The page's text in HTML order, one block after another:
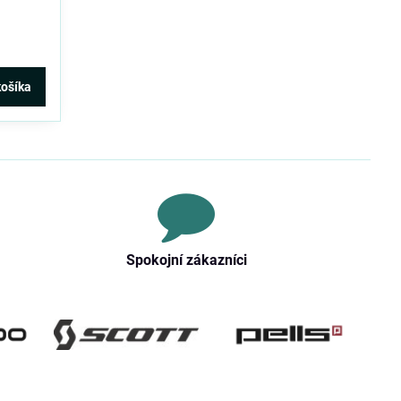
Spokojní zákazníci